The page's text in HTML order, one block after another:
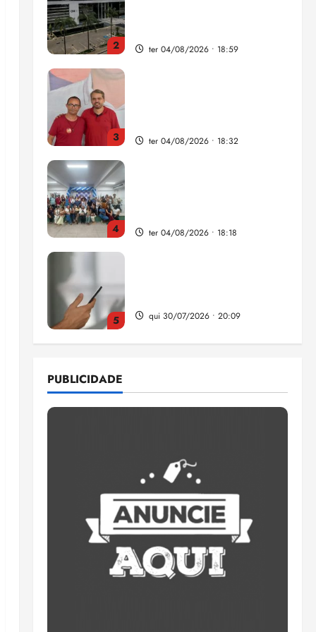
3 ter 04/08/2026 • 18:32
4 ter 04/08/2026 • 18:18
5
1 qua 05/08/2026 • 16:02
juiz
3
de Professor Edmilson à
Câmara Federal nas eleições
de 2026
ter 04/08/2026 • 18:32
COMPEDE de Paço do
Lumiar participa de evento
que debateu os 11 anos da
Lei de inclusão Brasileira
PUBLICIDADE